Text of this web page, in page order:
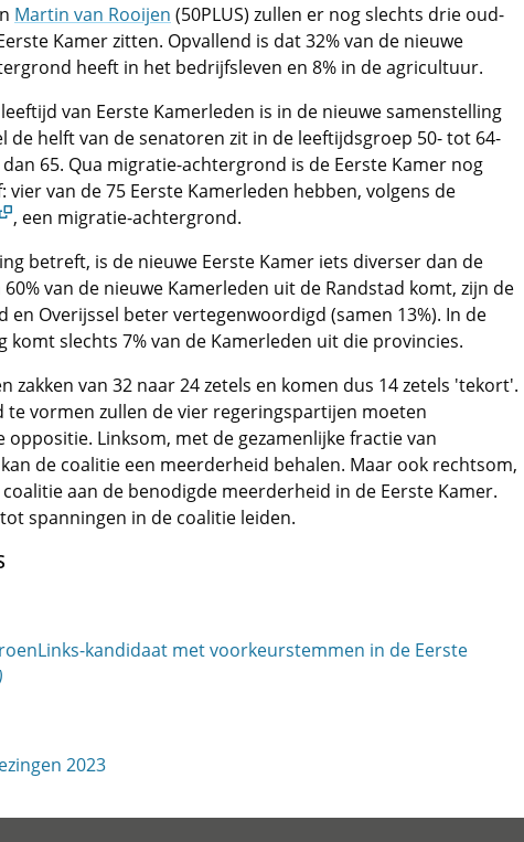
Martin van Rooijen (50PLUS) zullen er nog slechts drie oud-
Kamer zitten. Opvallend is dat 32% van de nieuwe
heeft in het bedrijfsleven en 8% in de agricultuur.
van Eerste Kamerleden is in de nieuwe samenstelling
de helft van de senatoren zit in de leeftijdsgroep 50- tot 64-
65. Qua migratie-achtergrond is de Eerste Kamer nog
van de 75 Eerste Kamerleden hebben, volgens de
, een migratie-achtergrond.
betreft, is de nieuwe Eerste Kamer iets diverser dan de
van de nieuwe Kamerleden uit de Randstad komt, zijn de
en Overijssel beter vertegenwoordigd (samen 13%). In de
komt slechts 7% van de Kamerleden uit die provincies.
zakken van 32 naar 24 zetels en komen dus 14 zetels 'tekort'.
te vormen zullen de vier regeringspartijen moeten
oppositie. Linksom, met de gezamenlijke fractie van
de coalitie een meerderheid behalen. Maar ook rechtsom,
aan de benodigde meerderheid in de Eerste Kamer.
spanningen in de coalitie leiden.
kandidaat met voorkeurstemmen in de Eerste
2023